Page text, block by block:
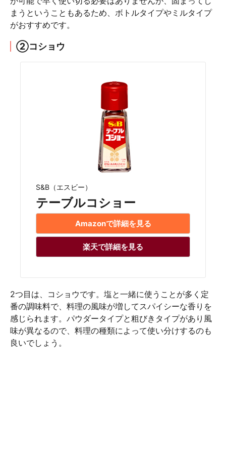
まうということもあるため、ボトルタイプやミルタイプ
がおすすめです。
②コショウ
S&B（エスビー）
テーブルコショー
Amazonで詳細を見る
楽天で詳細を見る
2つ目は、コショウです。塩と一緒に使うことが多く定
番の調味料で、料理の風味が増してスパイシーな香りを
感じられます。パウダータイプと粗びきタイプがあり風
味が異なるので、料理の種類によって使い分けするのも
良いでしょう。